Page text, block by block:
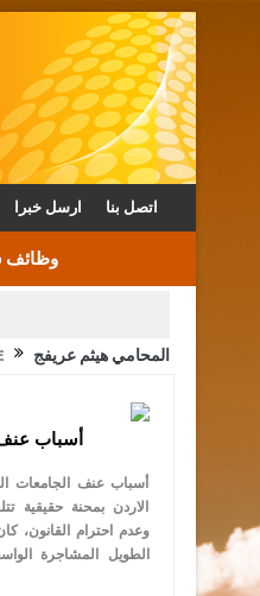
ارسل خبرا اتصل بنا
وظائف
الملك
المحامي هيثم عريفج
أسباب
أسباب عنف الجامعات
الاردن بمحنة
وعدم احترام القانون،
الطويل المشاجرة